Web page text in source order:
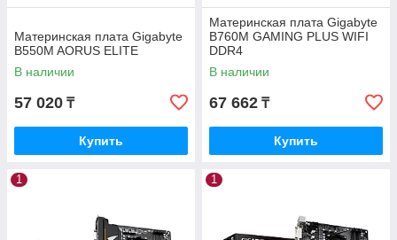
Материнская плата Gigabyte
B550M AORUS ELITE
В наличии
57 020 ₸
Купить
Материнская плата Gigabyte
B760M GAMING PLUS WIFI
DDR4
В наличии
67 662 ₸
Купить
1 1